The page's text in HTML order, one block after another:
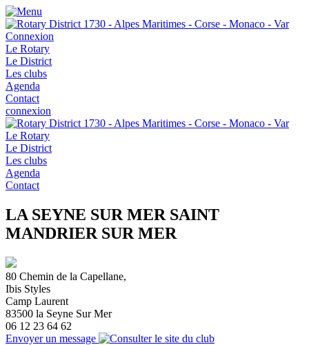
Connexion
Le Rotary
Le District
Les clubs
Agenda
Contact
connexion
Le Rotary
Le District
Les clubs
Agenda
Contact
LA SEYNE SUR MER SAINT
MANDRIER SUR MER
80 Chemin de la Capellane,
Ibis Styles
Camp Laurent
83500 la Seyne Sur Mer
06 12 23 64 62
Envoyer un message